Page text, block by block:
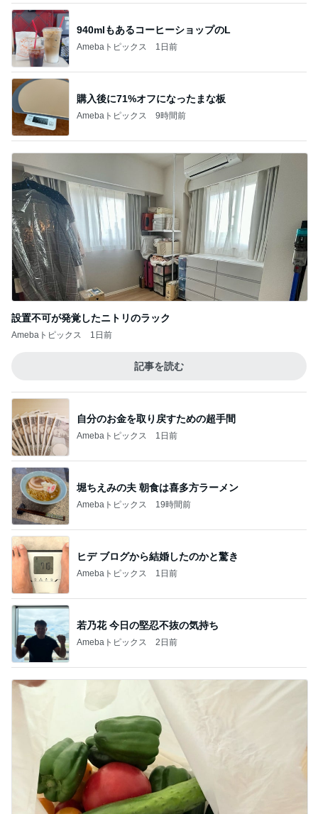
940mlもあるコーヒーショップのL
Amebaトピックス 1日前
購入後に71%オフになったまな板
Amebaトピックス 9時間前
設置不可が発覚したニトリのラック
Amebaトピックス 1日前
記事を読む
自分のお金を取り戻すための超手間
Amebaトピックス 1日前
堀ちえみの夫 朝食は喜多方ラーメン
Amebaトピックス 19時間前
ヒデ ブログから結婚したのかと驚き
Amebaトピックス 1日前
若乃花 今日の堅忍不抜の気持ち
Amebaトピックス 2日前